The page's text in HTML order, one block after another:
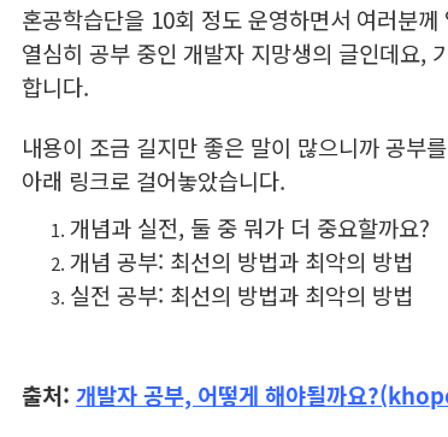
혼공학습단을 10회 정도 운영하면서 여러분
열심히 공부 중인 개발자 지망생의 글인데요,
합니다.
내용이 조금 길지만 좋은 말이 많으니까 공부
아래 링크로 걸어놓았습니다.
개념과 실전, 둘 중 뭐가 더 중요할까요?
개념 공부: 최선의 방법과 최악의 방법
실전 공부: 최선의 방법과 최악의 방법
출처: 개발자 공부, 어떻게 해야될까요